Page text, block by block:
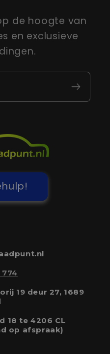
de hoogte van
en exclusieve
774
19 deur 27, 1689
18 te 4206 CL
op afspraak)